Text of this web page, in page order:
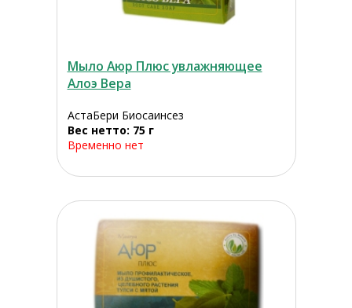
Мыло Аюр Плюс увлажняющее
Алоэ Вера
АстаБери Биосаинсез
Вес нетто: 75 г
Временно нет